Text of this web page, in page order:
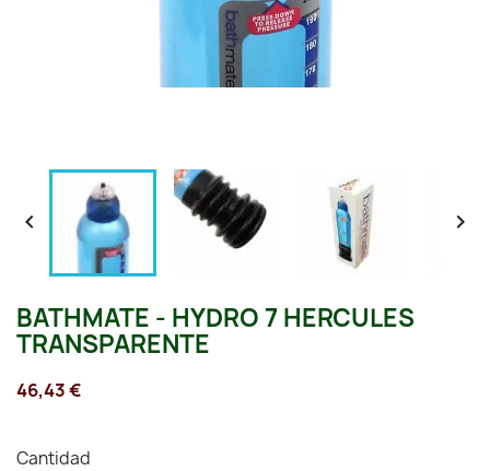
 
BATHMATE - HYDRO 7 HERCULES
TRANSPARENTE
46,43 €
Cantidad